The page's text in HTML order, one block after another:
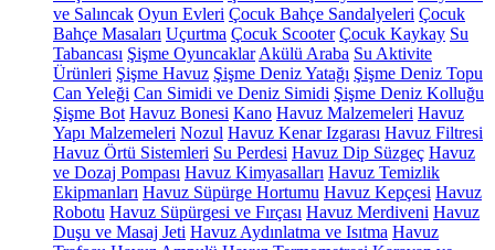
ve Salıncak Oyun Evleri Çocuk Bahçe Sandalyeleri Çocuk
Bahçe Masaları Uçurtma Çocuk Scooter Çocuk Kaykay Su
Tabancası Şişme Oyuncaklar Akülü Araba Su Aktivite
Ürünleri Şişme Havuz Şişme Deniz Yatağı Şişme Deniz Topu
Can Yeleği Can Simidi ve Deniz Simidi Şişme Deniz Kolluğu
Şişme Bot Havuz Bonesi Kano Havuz Malzemeleri Havuz
Yapı Malzemeleri Nozul Havuz Kenar Izgarası Havuz Filtresi
Havuz Örtü Sistemleri Su Perdesi Havuz Dip Süzgeç Havuz
ve Dozaj Pompası Havuz Kimyasalları Havuz Temizlik
Ekipmanları Havuz Süpürge Hortumu Havuz Kepçesi Havuz
Robotu Havuz Süpürgesi ve Fırçası Havuz Merdiveni Havuz
Duşu ve Masaj Jeti Havuz Aydınlatma ve Isıtma Havuz